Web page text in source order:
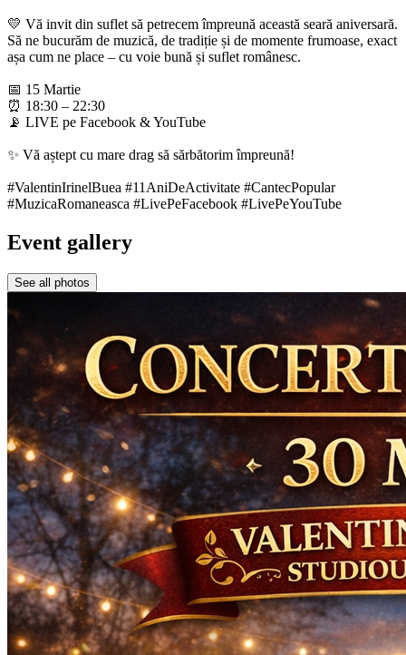
💛 Vă invit din suflet să petrecem împreună această seară aniversară.
Să ne bucurăm de muzică, de tradiție și de momente frumoase, exact
așa cum ne place – cu voie bună și suflet românesc.
📅 15 Martie
⏰ 18:30 – 22:30
📡 LIVE pe Facebook & YouTube
✨ Vă aștept cu mare drag să sărbătorim împreună!
#ValentinIrinelBuea #11AniDeActivitate #CantecPopular
#MuzicaRomaneasca #LivePeFacebook #LivePeYouTube
Event gallery
See all photos